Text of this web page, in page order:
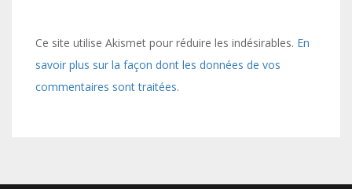
Ce site utilise Akismet pour réduire les indésirables. En
savoir plus sur la façon dont les données de vos
commentaires sont traitées.